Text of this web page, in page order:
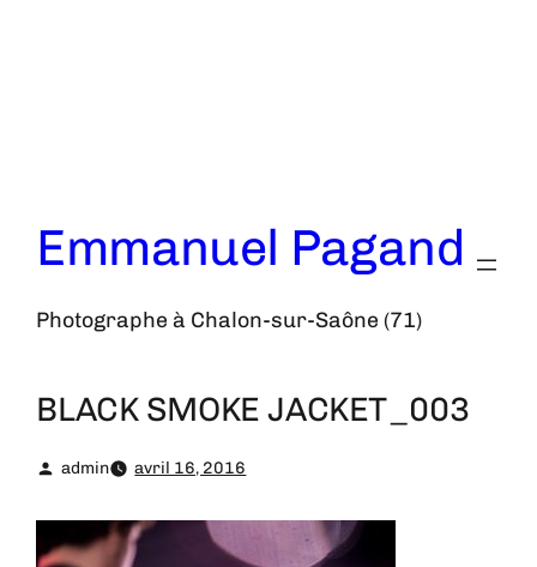
Emmanuel Pagand
Photographe à Chalon-sur-Saône (71)
BLACK SMOKE JACKET_003
admin avril 16, 2016